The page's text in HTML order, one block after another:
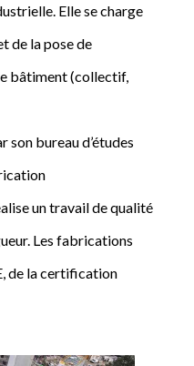
Elle se charge
de la pose de
bâtiment (collectif,
bureau d’études
un travail de qualité
Les fabrications
de la certification